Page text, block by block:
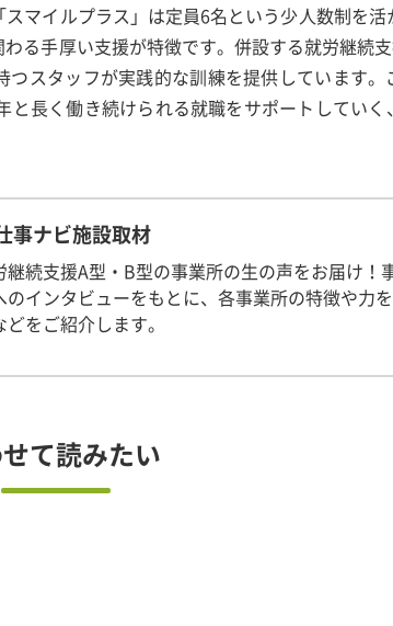
マイルプラス」は定員6名という少人数制を活
る手厚い支援が特徴です。併設する就労継続
スタッフが実践的な訓練を提供しています。
長く働き続けられる就職をサポートしていく
事ナビ施設取材
継続支援A型・B型の事業所の生の声をお届け！
インタビューをもとに、各事業所の特徴や力
をご紹介します。
て読みたい